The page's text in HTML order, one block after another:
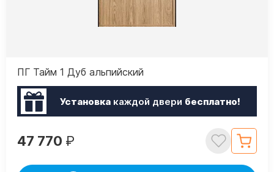
ПГ Тайм 1 Дуб альпийский
Установкакаждой двери бесплатно!
47 770 ₽